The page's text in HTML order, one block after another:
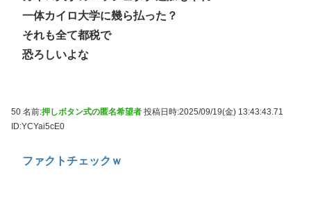
一体カイロ大学に幾ら払った？
それも全て都税で
恐ろしいよな
50 名前:押しボタン式の匿名希望者 投稿日時:2025/09/19(金) 13:43:43.71
ID:YCYai5cE0
ファクトチェックｗ